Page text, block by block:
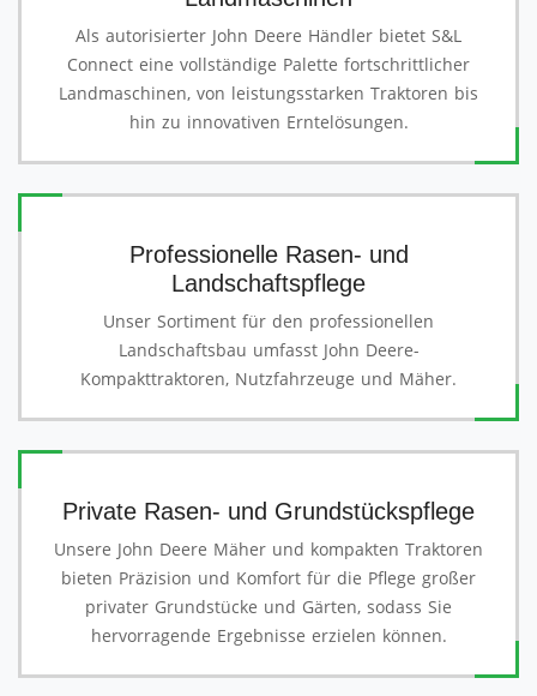
Als autorisierter John Deere Händler bietet S&L
Connect eine vollständige Palette fortschrittlicher
Landmaschinen, von leistungsstarken Traktoren bis
hin zu innovativen Erntelösungen.
Professionelle Rasen- und
Landschaftspflege
Unser Sortiment für den professionellen
Landschaftsbau umfasst John Deere-
Kompakttraktoren, Nutzfahrzeuge und Mäher.
Private Rasen- und Grundstückspflege
Unsere John Deere Mäher und kompakten Traktoren
bieten Präzision und Komfort für die Pflege großer
privater Grundstücke und Gärten, sodass Sie
hervorragende Ergebnisse erzielen können.